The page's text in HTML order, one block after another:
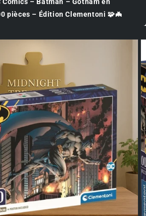
Comics – Batman – Gotham en
pièces – Édition Clementoni 🧩🦇